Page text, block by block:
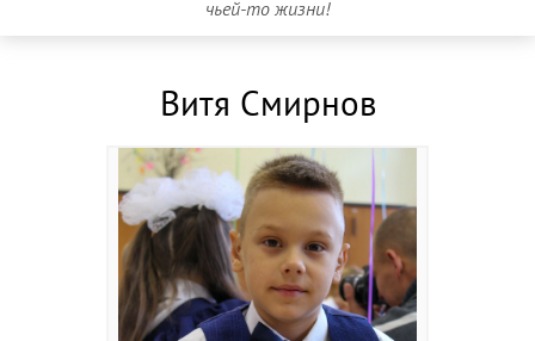
чьей-то жизни!
Витя Смирнов